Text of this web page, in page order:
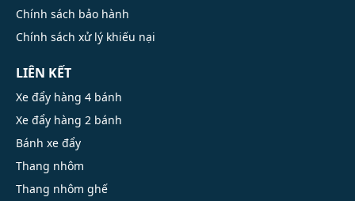
Chính sách bảo hành
Chính sách xử lý khiếu nại
LIÊN KẾT
Xe đẩy hàng 4 bánh
Xe đẩy hàng 2 bánh
Bánh xe đẩy
Thang nhôm
Thang nhôm ghế